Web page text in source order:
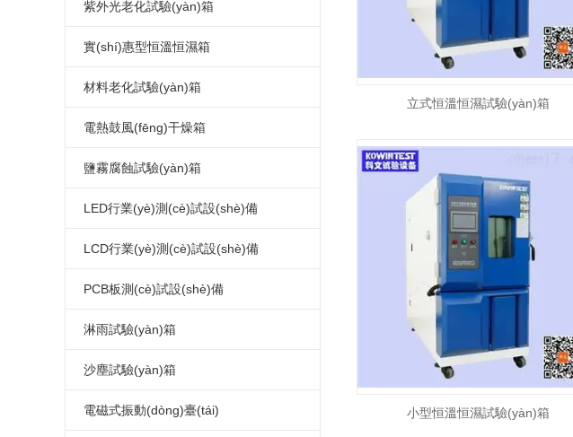
高低溫箱
可程式恒溫恒濕箱
低濕型恒溫恒濕箱
恒溫恒濕箱價(jià)格
恒溫恒濕箱廠家
溫度循環(huán)試驗(yàn)箱
高低溫沖擊測(cè)試箱
高低溫沖擊測(cè)試機(jī)
恒溫恒濕實(shí)驗(yàn)室
步入式高低溫試驗(yàn)室
大型恒溫恒濕房
高溫老化房
高溫老化室
步入式老化房
紫外光老化試驗(yàn)箱
紫外光老化試驗(yàn)箱
紫外線耐候試驗(yàn)箱
UV光老化試驗(yàn)箱
實(shí)惠型恒溫恒濕箱
小型恒溫恒濕箱
簡(jiǎn)單恒溫恒濕箱
實(shí)惠型恒溫恒濕箱
簡(jiǎn)易式恒溫恒濕箱
材料老化試驗(yàn)箱
UV紫外線老化測(cè)試儀
濕熱老化試驗(yàn)箱
高溫老化試驗(yàn)箱
氙弧燈老化試驗(yàn)箱
蒸汽老化試驗(yàn)箱
換氣老化試驗(yàn)箱
高溫老化箱
電熱鼓風(fēng)干燥箱
高溫烤箱
電熱鼓風(fēng)干燥箱
指針式電熱鼓風(fēng)干燥箱
真空干燥箱
電熱恒溫干燥箱
高溫馬弗爐
鹽霧腐蝕試驗(yàn)箱
標(biāo)準(zhǔn)型鹽水噴霧試驗
(yàn)箱
連續(xù)式鹽霧腐蝕試驗(yàn)箱
可程式鹽水噴霧試驗(yàn)機(jī)
LED行業(yè)測(cè)試設(shè)備
LED高低溫試驗(yàn)箱
LED高低溫濕熱試驗(yàn)箱
LED高低溫濕熱老化試驗(yàn)箱
LED恒溫恒濕試驗(yàn)箱
LED高低溫冷熱沖擊試驗(yàn)箱
LCD行業(yè)測(cè)試設(shè)備
LCD高低溫試驗(yàn)箱
LCD高低溫濕熱試驗(yàn)箱
LCD濕熱老化試驗(yàn)箱
LCD恒溫恒濕試驗(yàn)箱
PCB板測(cè)試設(shè)備
PCB高低溫測(cè)試箱
PCB電路板濕熱老化試驗(yàn)箱
PCB板恒溫恒濕試驗(yàn)箱
淋雨試驗(yàn)箱
淋雨試驗(yàn)箱
沙塵試驗(yàn)箱
沙塵試驗(yàn)箱
電磁式振動(dòng)臺(tái)
立式恒溫恒濕試驗(yàn)箱
小型恒溫恒濕試驗(yàn)箱